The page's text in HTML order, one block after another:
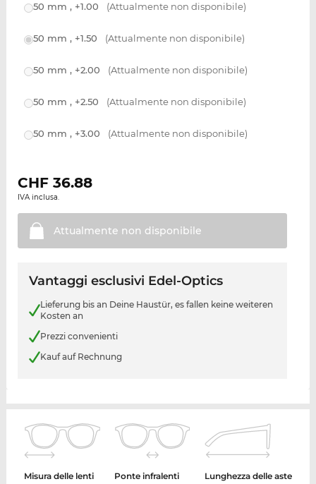
50 mm , +1.00 (Attualmente non disponibile)
50 mm , +1.50 (Attualmente non disponibile)
50 mm , +2.00 (Attualmente non disponibile)
50 mm , +2.50 (Attualmente non disponibile)
50 mm , +3.00 (Attualmente non disponibile)
CHF 36.88
IVA inclusa.
Attualmente non disponibile
Vantaggi esclusivi Edel-Optics
Lieferung bis an Deine Haustür, es fallen keine weiteren
Kosten an
Prezzi convenienti
Kauf auf Rechnung
Misura delle lenti
Ponte infralenti
Lunghezza delle aste